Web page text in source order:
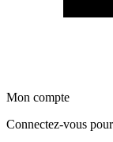
Mon compte
Connectez-vous